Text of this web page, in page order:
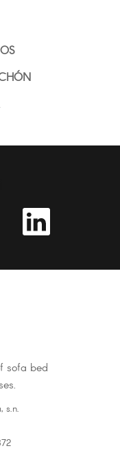
Share
LinkedIn
sofa bed
s.n.